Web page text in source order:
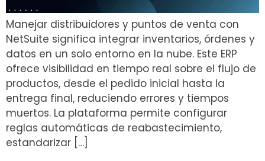
Manejar distribuidores y puntos de venta con
NetSuite significa integrar inventarios, órdenes y
datos en un solo entorno en la nube. Este ERP
ofrece visibilidad en tiempo real sobre el flujo de
productos, desde el pedido inicial hasta la
entrega final, reduciendo errores y tiempos
muertos. La plataforma permite configurar
reglas automáticas de reabastecimiento,
estandarizar […]